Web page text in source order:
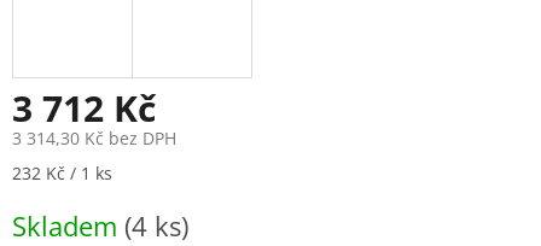
3 712 Kč
3 314,30 Kč bez DPH
Měrná
232 Kč / 1 ks
Skladem (4 ks)